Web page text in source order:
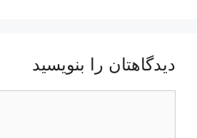
دیدگاهتان را بنویسید